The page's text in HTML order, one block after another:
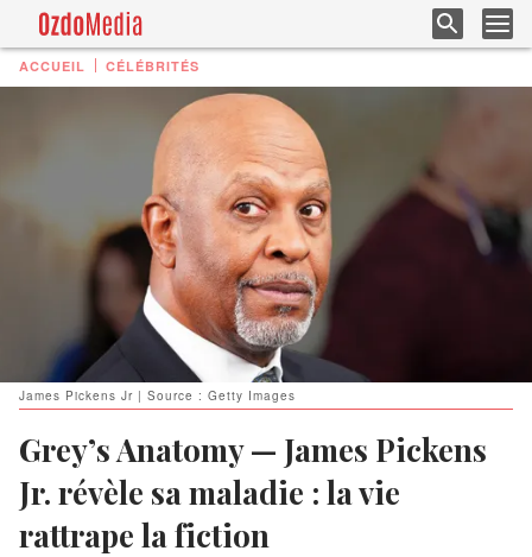
ACCUEIL CÉLÉBRITÉS
James Pickens Jr | Source : Getty Images
Grey’s Anatomy — James Pickens
Jr. révèle sa maladie : la vie
rattrape la fiction